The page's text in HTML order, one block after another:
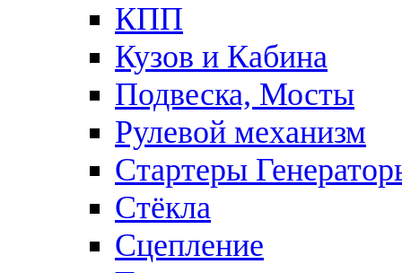
КПП
Кузов и Кабина
Подвеска, Мосты
Рулевой механизм
Стартеры
Стёкла
Сцепление